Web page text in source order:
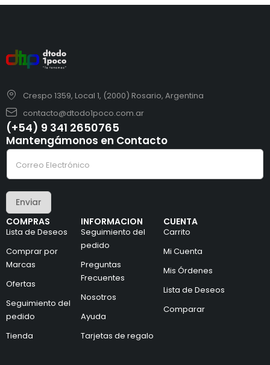
Crespo 1359, Local 1, (2000) Rosario, Argentina
contacto@dtodo1poco.com.ar
(+54) 9 341 2650765
COMPRAS
Lista de Deseos
Comprar por
Marcas
Ofertas
Seguimiento del
pedido
Tienda
INFORMACION
Seguimiento del
pedido
Preguntas
Frecuentes
Nosotros
Ayuda
Tarjetas de regalo
CUENTA
Carrito
Mi Cuenta
Mis Órdenes
Lista de Deseos
Comparar
Mantengámonos en Contacto
e
l
c
r
n
i
c
o
*
e
e
c
t
r
n
C
e
e
l
e
t
r
n
c
o
Enviar